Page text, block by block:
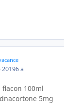
20196 a
100ml
5mg